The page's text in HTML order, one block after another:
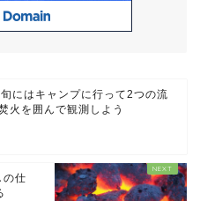
にはキャンプに行って2つの流
火を囲んで観測しよう
仕